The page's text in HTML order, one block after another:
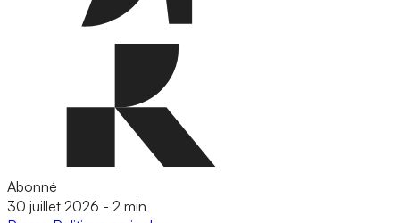
Abonné
30 juillet 2026 - 2 min